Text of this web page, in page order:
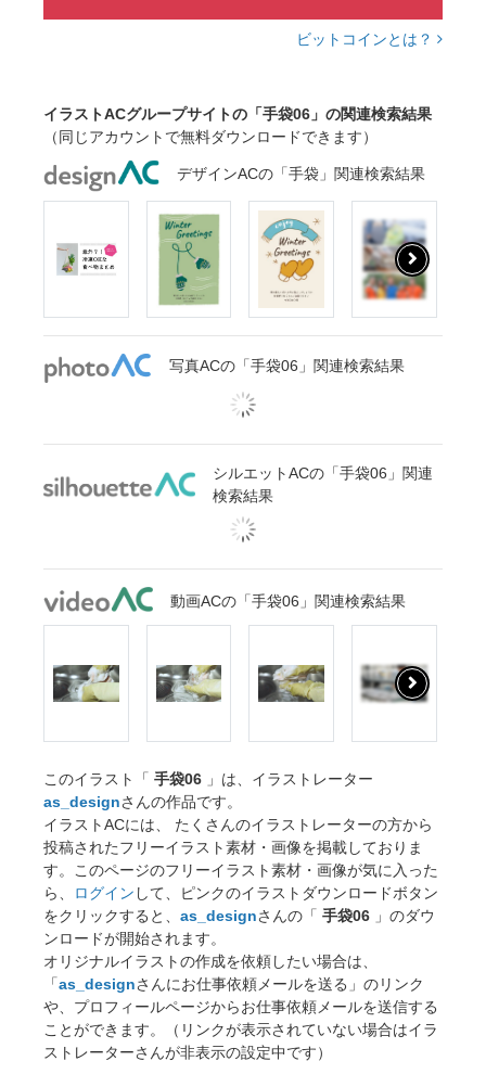
ビットコインとは？
イラストACグループサイトの「手袋06」の関連検索結果
（同じアカウントで無料ダウンロードできます）
デザインACの「手袋」関連検索結果
写真ACの「手袋06」関連検索結果
シルエットACの「手袋06」関連
検索結果
動画ACの「手袋06」関連検索結果
このイラスト「 手袋06 」は、イラストレーター
as_designさんの作品です。
イラストACには、 たくさんのイラストレーターの方から
投稿されたフリーイラスト素材・画像を掲載しておりま
す。このページのフリーイラスト素材・画像が気に入った
ら、
ログイン して、ピンクのイラストダウンロードボタン
をクリックすると、 as_designさんの「 手袋06 」のダウ
ンロードが開始されます。
オリジナルイラストの作成を依頼したい場合は、
「as_designさんにお仕事依頼メールを送る」のリンク
や、プロフィールページからお仕事依頼メールを送信する
ことができます。（リンクが表示されていない場合はイラ
ストレーターさんが非表示の設定中です）